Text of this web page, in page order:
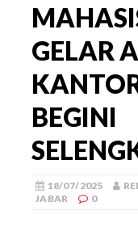
GELAR
BEGINI
18/07/2025
JABAR
0